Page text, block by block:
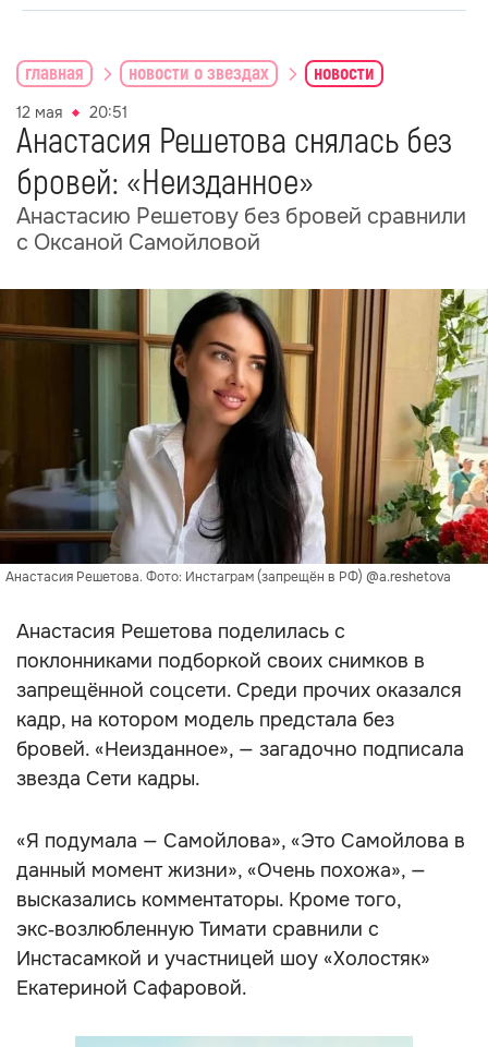
главная новости о звездах новости
12 мая 20:51
Анастасия Решетова снялась без
бровей: «Неизданное»
Анастасию Решетову без бровей сравнили
с Оксаной Самойловой
Анастасия Решетова. Фото: Инстаграм (запрещён в РФ) @a.reshetova
Анастасия Решетова поделилась с
поклонниками подборкой своих снимков в
запрещённой соцсети. Среди прочих оказался
кадр, на котором модель предстала без
бровей. «Неизданное», — загадочно подписала
звезда Сети кадры.
«Я подумала — Самойлова», «Это Самойлова в
данный момент жизни», «Очень похожа», —
высказались комментаторы. Кроме того,
экс‑возлюбленную Тимати сравнили с
Инстасамкой и участницей шоу «Холостяк»
Екатериной Сафаровой.